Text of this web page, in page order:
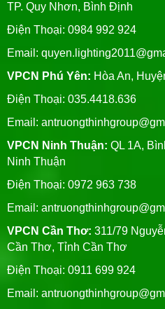
TP. Quy Nhơn, Bình Định
Điện Thoại: 0984 992 924
Email:
VPCN Phú Yên: Hòa An,
Điện Thoại: 035.4418.636
Email:
VPCN Ninh Thuận: QL 1A,
Ninh Thuận
Điện Thoại: 0972 963 738
Email:
VPCN Cần Thơ: 311/79
Cần Thơ, Tỉnh Cần Thơ
Điện Thoại: 0911 699 924
Email: